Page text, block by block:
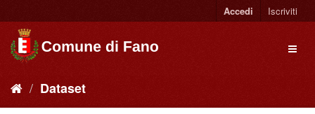
Accedi Iscriviti
Dataset